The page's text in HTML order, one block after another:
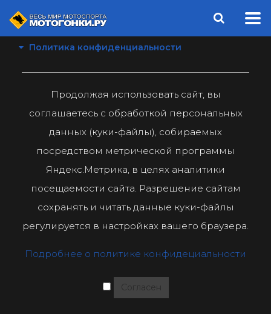
Политика конфиденциальности
Продолжая использовать сайт, вы
соглашаетесь с обработкой персональных
данных (куки-файлы), собираемых
посредством метрической программы
Яндекс.Метрика, в целях аналитики
посещаемости сайта. Разрешение сайтам
сохранять и читать данные куки-файлы
регулируется в настройках вашего браузера.
Подробнее о политике конфидециальности
Согласен